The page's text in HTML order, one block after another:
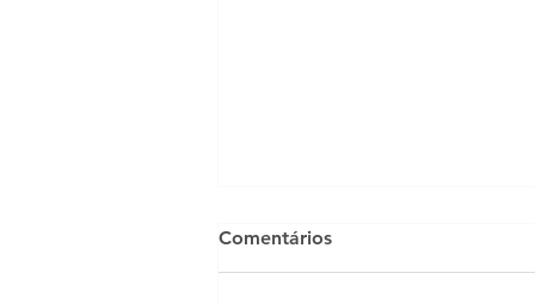
PIF em Gatos no Brasil
Proteção
Comentários